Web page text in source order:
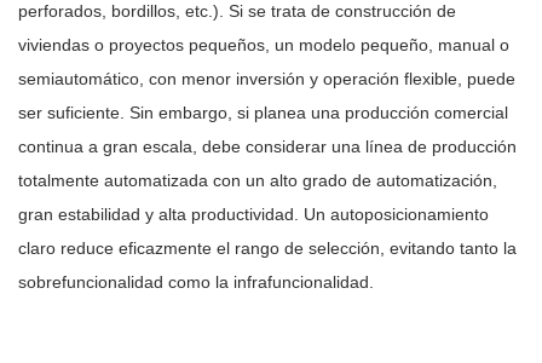
perforados, bordillos, etc.). Si se trata de construcción de
viviendas o proyectos pequeños, un modelo pequeño, manual o
semiautomático, con menor inversión y operación flexible, puede
ser suficiente. Sin embargo, si planea una producción comercial
continua a gran escala, debe considerar una línea de producción
totalmente automatizada con un alto grado de automatización,
gran estabilidad y alta productividad. Un autoposicionamiento
claro reduce eficazmente el rango de selección, evitando tanto la
sobrefuncionalidad como la infrafuncionalidad.